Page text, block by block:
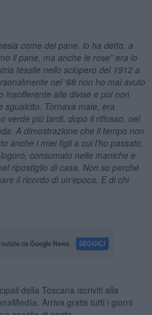
come del pane, lo ha detto, a
il pane, ma anche le rose” era lo
tessile nello sciopero del 1912 a
nel ‘68 non ho mai avuto
insofferente alle divise e poi non
sgualcito. Tornava male, era
verde più tardi, dopo il riflusso, nel
A dimostrazione che il tempo non
anche i miei figli a cui l’ho passato,
consumato nelle maniche e
ripostiglio di casa. Non so perché
il ricordo di un’epoca. E di chi
della Toscana iscriviti alla
Arriva gratis tutti i giorni